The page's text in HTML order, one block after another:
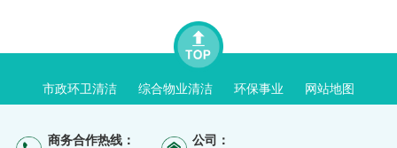
市政环卫清洁 综合物业清洁 环保事业 网站地图
商务合作热线：
公司：